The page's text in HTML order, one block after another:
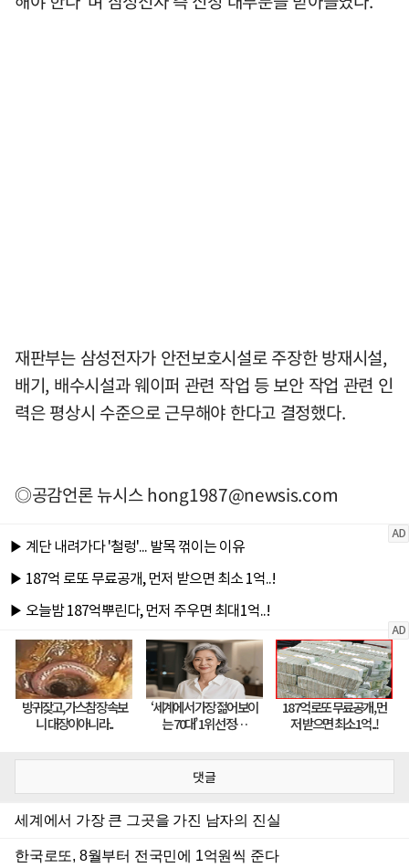
재판부는 삼성전자가 안전보호시설로 주장한 방재시설,
배기, 배수시설과 웨이퍼 관련 작업 등 보안 작업 관련 인
력은 평상시 수준으로 근무해야 한다고 결정했다.
◎공감언론 뉴시스hong1987@newsis.com
댓글